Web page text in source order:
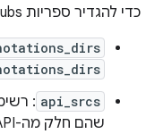
כדי להגדיר ספריות stubs, משתמשים במאפיינים הבאים:
api_srcs
: